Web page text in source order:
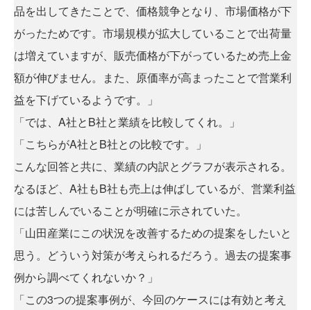
品を出してきたことで、価格競争となり、市場価格が下
がったためです。市場規模が拡大していることで出荷量
は増えていますが、販売価格が下がっているため売上金
額が伸びません。また、原価率が高まったことで営業利
益を下げているようです。」
「では、A社とB社と業績を比較してくれ。」
「こちらがA社とB社との比較です。」
こんな回答と共に、業績の内訳とグラフが表示される。
なるほど、A社もB社も売上は伸ばしているが、営業利益
には苦しんでいることが明確に示されていた。
「山田産業にこの状況を改善するための提案をしたいと
思う。どういう対策が考えられるだろう。過去の提案事
例から調べてくれないか？」
「この3つの提案事例が、今回のケースには有効と考え